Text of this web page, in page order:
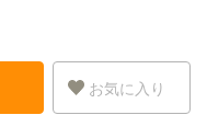
お気に入り